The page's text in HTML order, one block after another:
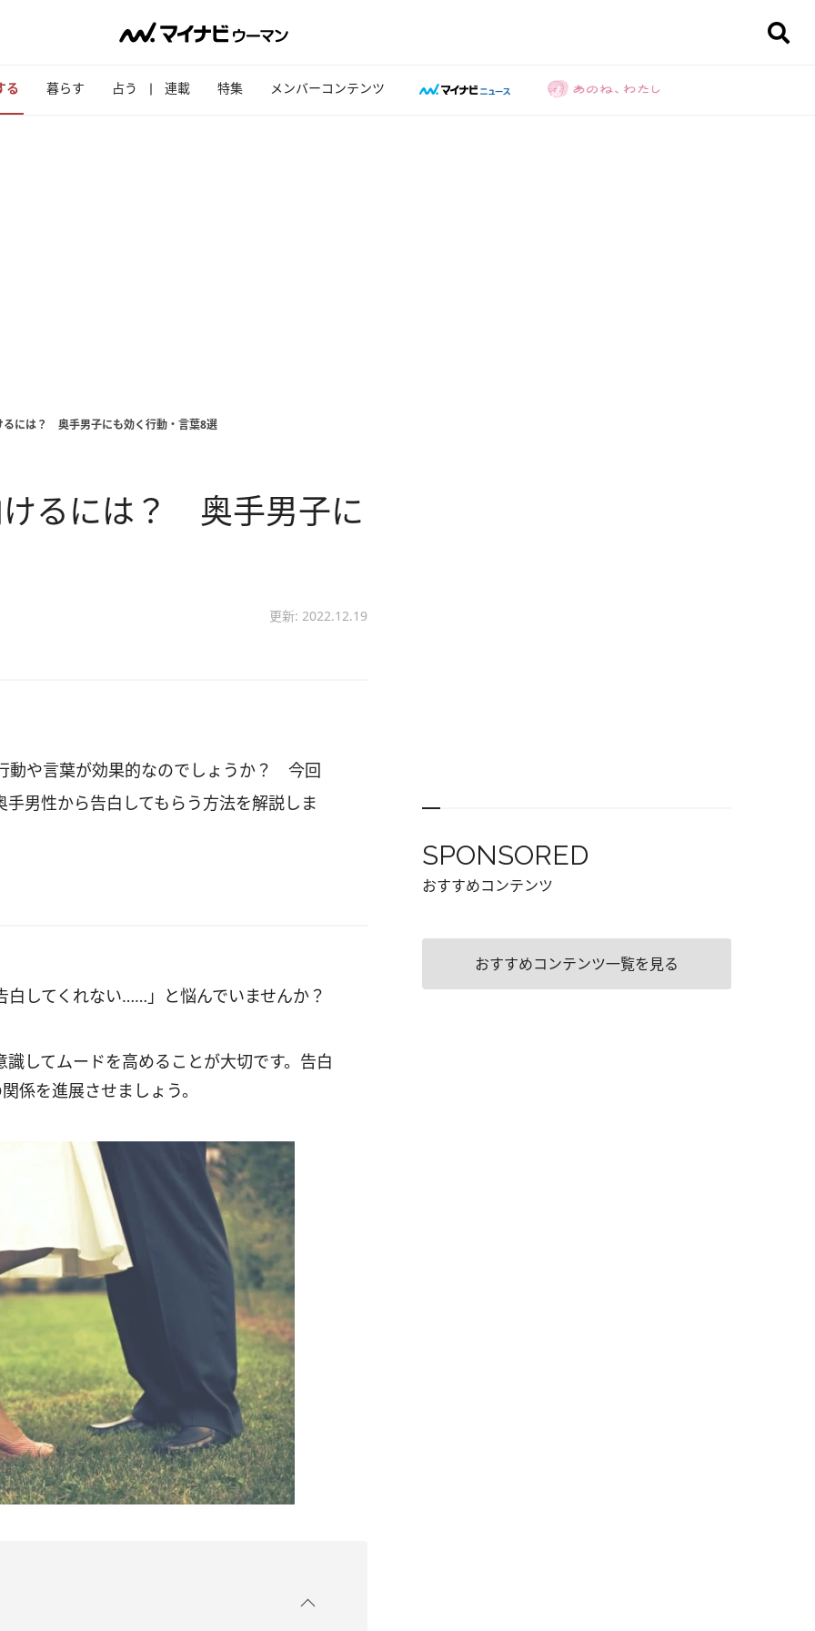
る 暮らす 占う 連載 特集 メンバーコンテンツ
るには？ 奥手男子にも効く行動・言葉8選
るには？ 奥手男子に
更新: 2022.12.19
動や言葉が効果的なのでしょうか？ 今回
男性から告白してもらう方法を解説しま
してくれない……」と悩んでいませんか？
してムードを高めることが大切です。告白
係を進展させましょう。
SPONSORED
おすすめコンテンツ
おすすめコンテンツ一覧を見る